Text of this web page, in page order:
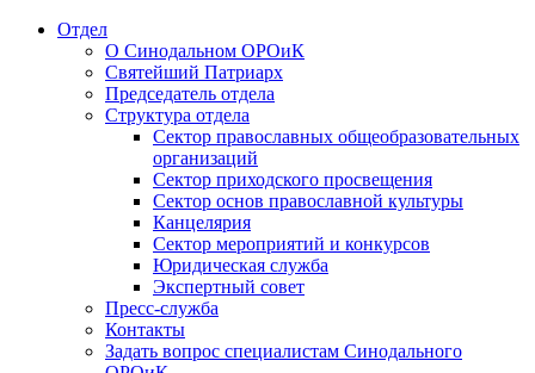
Отдел
О Синодальном ОРОиК
Святейший Патриарх
Председатель отдела
Структура отдела
Сектор православных общеобразовательных
организаций
Сектор приходского просвещения
Сектор основ православной культуры
Канцелярия
Сектор мероприятий и конкурсов
Юридическая служба
Экспертный совет
Пресс-служба
Контакты
Задать вопрос специалистам Синодального